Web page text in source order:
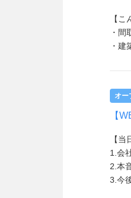
【
・間
・建
オー
【
【当
1.会
2.本
3.今